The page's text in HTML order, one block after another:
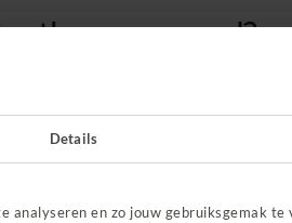
Details
analyseren en zo jouw gebruiksgemak
vergoed?
door een
of zitorthese helpt om je
een adviesrapport van je